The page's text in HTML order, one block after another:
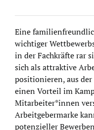
Eine
wichtiger
in der Fachkräfte rar
sich als attraktive
positionieren, aus der
einen Vorteil im
Mitarbeiter*innen
Arbeitgebermarke
potenzieller